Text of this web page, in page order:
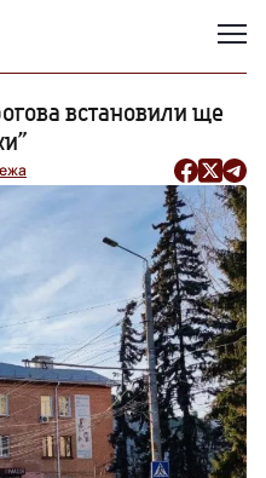
встановили ще